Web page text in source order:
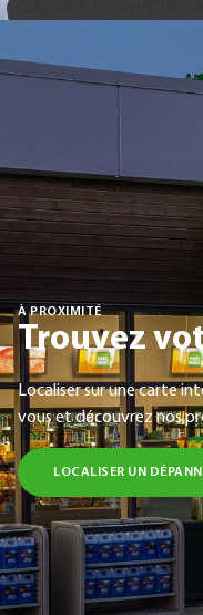
À PROXIMITÉ
Trouvez
Localiser sur une carte
vous et découvrez nos
LOCALISER UN